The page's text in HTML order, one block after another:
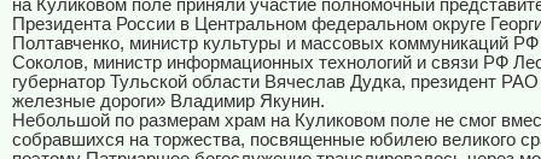
на Куликовом поле приняли участие полномочный
Президента России в Центральном федеральном округе
Полтавченко, министр культуры и массовых коммуникаций
Соколов, министр информационных технологий и связи РФ
губернатор Тульской области Вячеслав Дудка, президент
железные дороги» Владимир Якунин.
Небольшой по размерам храм на Куликовом поле не смог
собравшихся на торжества, посвященные юбилею великого